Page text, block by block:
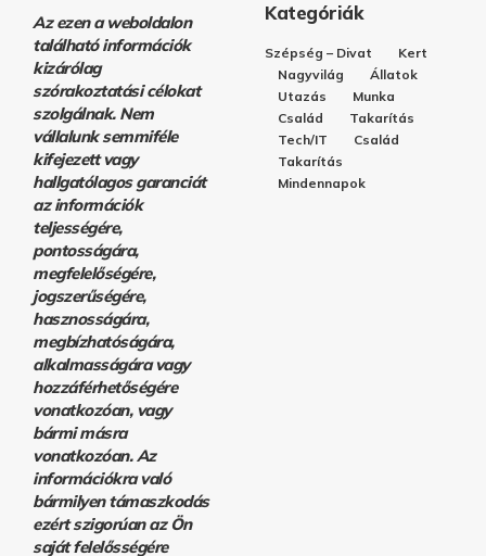
Az ezen a weboldalon
található információk
kizárólag
szórakoztatási célokat
szolgálnak. Nem
vállalunk semmiféle
kifejezett vagy
hallgatólagos garanciát
az információk
teljességére,
pontosságára,
megfelelőségére,
jogszerűségére,
hasznosságára,
megbízhatóságára,
alkalmasságára vagy
hozzáférhetőségére
vonatkozóan, vagy
bármi másra
vonatkozóan. Az
információkra való
bármilyen támaszkodás
ezért szigorúan az Ön
saját felelősségére
Kategóriák
Szépség – Divat
Kert
Nagyvilág
Állatok
Utazás
Munka
Család
Takarítás
Tech/IT
Család
Takarítás
Mindennapok